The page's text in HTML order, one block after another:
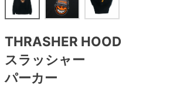
THRASHER HOOD
スラッシャー
パーカー
8.5inch
8.6inch
8.7inch
8.6inch
8.7inch
8.8inch
65mm
70mm
72mm
メディア（雑誌・DVD・CD）
28cm
28.5cm
29cm
アンダーウエア
サイズの測り方